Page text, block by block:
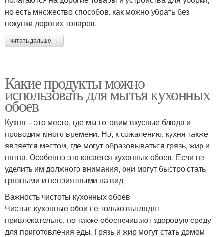
но есть множество способов, как можно убрать без
покупки дорогих товаров.
читать дальше →
Какие продукты можно
использовать для мытья кухонных
обоев
Кухня – это место, где мы готовим вкусные блюда и
проводим много времени. Но, к сожалению, кухня также
является местом, где могут образовываться грязь, жир и
пятна. Особенно это касается кухонных обоев. Если не
уделить им должного внимания, они могут быстро стать
грязными и неприятными на вид.
Важность чистоты кухонных обоев
Чистые кухонные обои не только выглядят
привлекательно, но также обеспечивают здоровую среду
для приготовления еды. Грязь и жир могут стать домом